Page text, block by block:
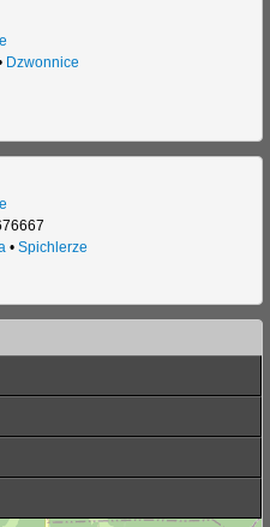
Dzwonnice
• Spichlerze